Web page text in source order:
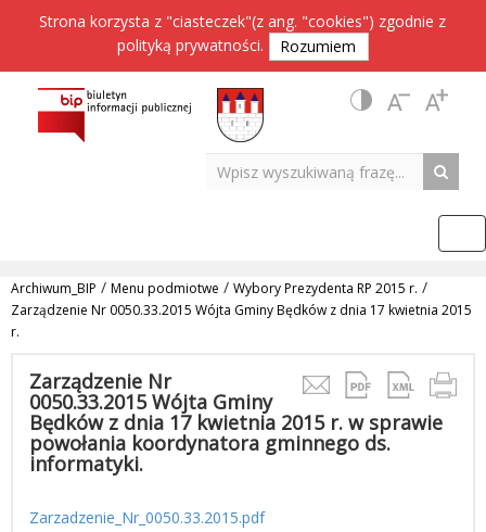
Strona korzysta z "ciasteczek"(z ang. "cookies") zgodnie z
polityką prywatności. Rozumiem
Archiwum_BIP / Menu podmiotwe / Wybory Prezydenta RP 2015 r. /
Zarządzenie Nr 0050.33.2015 Wójta Gminy Będków z dnia 17 kwietnia 2015
r.
Zarządzenie Nr
0050.33.2015 Wójta Gminy
Będków z dnia 17 kwietnia 2015 r. w sprawie
powołania koordynatora gminnego ds.
informatyki.
Zarzadzenie_Nr_0050.33.2015.pdf